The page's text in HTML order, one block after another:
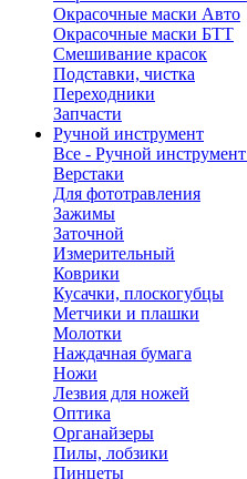
Окрасочные маски Авто
Окрасочные маски БТТ
Смешивание красок
Подставки, чистка
Переходники
Запчасти
Ручной инструмент
Все - Ручной инструмент
Верстаки
Для фототравления
Зажимы
Заточной
Измерительный
Коврики
Кусачки, плоскогубцы
Метчики и плашки
Молотки
Наждачная бумага
Ножи
Лезвия для ножей
Оптика
Органайзеры
Пилы, лобзики
Пинцеты